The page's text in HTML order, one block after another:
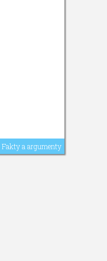
Fakty a argumenty